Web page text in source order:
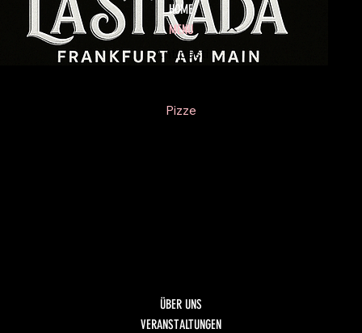
HOME
MENU
Antipasti
Pizze
ÜBER UNS
VERANSTALTUNGEN